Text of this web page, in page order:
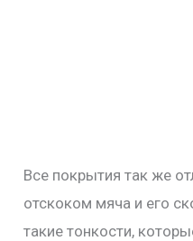
Все покрытия так же
отскоком мяча и его
такие тонкости,